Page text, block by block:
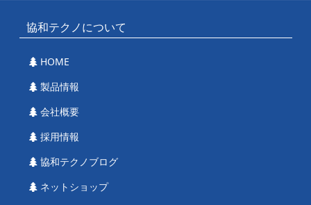
協和テクノについて
HOME
製品情報
会社概要
採用情報
協和テクノブログ
ネットショップ